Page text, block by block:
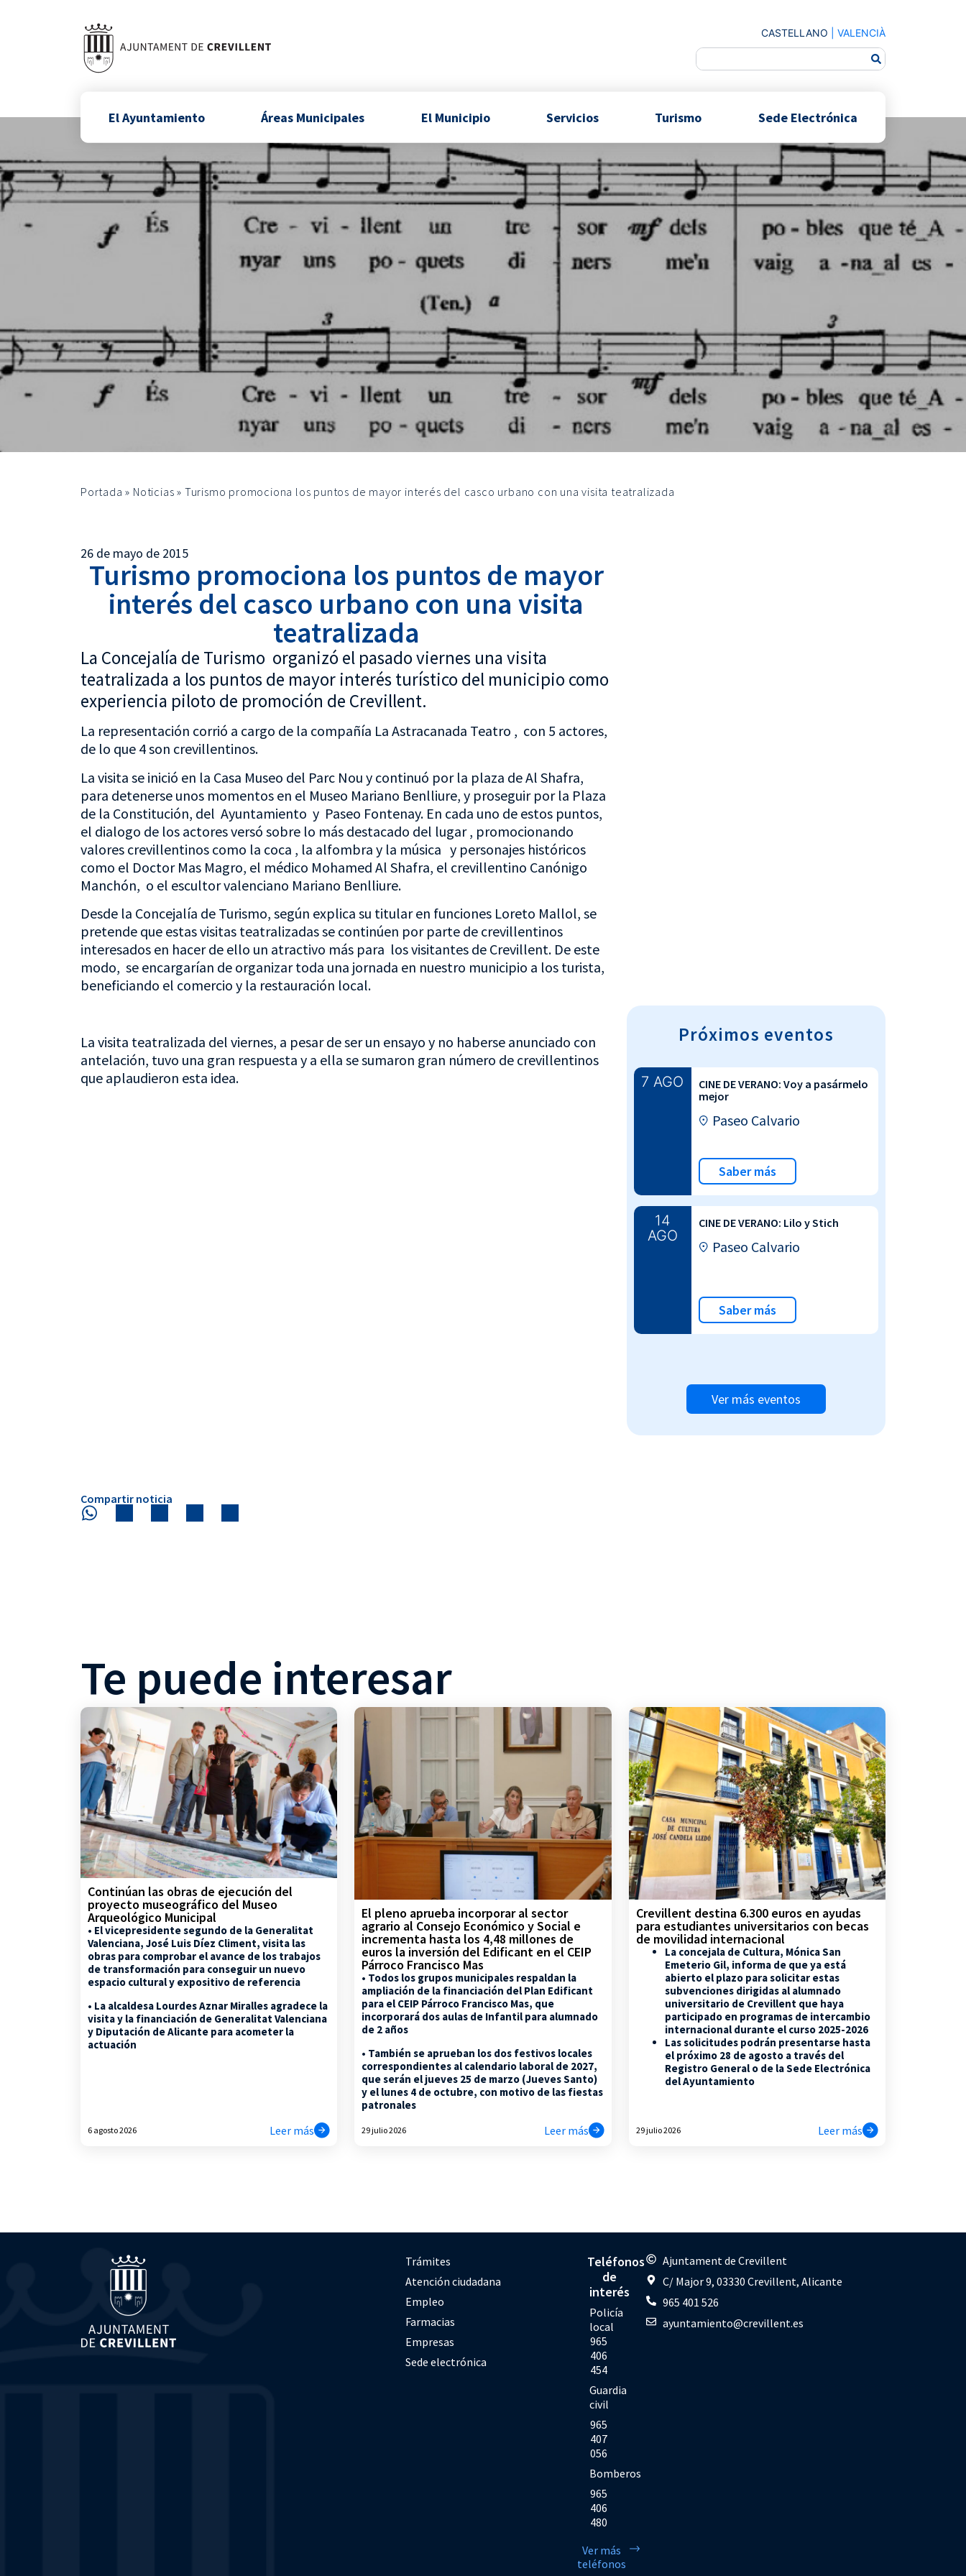
CASTELLANO VALENCIÀ
El Ayuntamiento Áreas Municipales El Municipio Servicios Turismo Sede Electrónica
Portada » Noticias » Turismo promociona los puntos de mayor interés del casco urbano con una visita teatralizada
26 de mayo de 2015
Turismo promociona los puntos de mayor
interés del casco urbano con una visita
teatralizada
La Concejalía de Turismo organizó el pasado viernes una visita
teatralizada a los puntos de mayor interés turístico del municipio como
experiencia piloto de promoción de Crevillent.
La representación corrió a cargo de la compañía La Astracanada Teatro , con 5 actores,
de lo que 4 son crevillentinos.
La visita se inició en la Casa Museo del Parc Nou y continuó por la plaza de Al Shafra,
para detenerse unos momentos en el Museo Mariano Benlliure, y proseguir por la Plaza
de la Constitución, del Ayuntamiento y Paseo Fontenay. En cada uno de estos puntos,
el dialogo de los actores versó sobre lo más destacado del lugar , promocionando
valores crevillentinos como la coca , la alfombra y la música y personajes históricos
como el Doctor Mas Magro, el médico Mohamed Al Shafra, el crevillentino Canónigo
Manchón, o el escultor valenciano Mariano Benlliure.
Desde la Concejalía de Turismo, según explica su titular en funciones Loreto Mallol, se
pretende que estas visitas teatralizadas se continúen por parte de crevillentinos
interesados en hacer de ello un atractivo más para los visitantes de Crevillent. De este
modo, se encargarían de organizar toda una jornada en nuestro municipio a los turista,
beneficiando el comercio y la restauración local.
La visita teatralizada del viernes, a pesar de ser un ensayo y no haberse anunciado con
antelación, tuvo una gran respuesta y a ella se sumaron gran número de crevillentinos
que aplaudieron esta idea.
Próximos eventos
7 AGO
CINE DE VERANO: Voy a pasármelo
mejor
Paseo Calvario
Saber más
14
AGO
CINE DE VERANO: Lilo y Stich
Paseo Calvario
Saber más
Ver más eventos
Compartir noticia
Te puede interesar
Continúan las obras de ejecución del
proyecto museográfico del Museo
Arqueológico Municipal
• El vicepresidente segundo de la Generalitat
Valenciana, José Luis Díez Climent, visita las
obras para comprobar el avance de los trabajos
de transformación para conseguir un nuevo
espacio cultural y expositivo de referencia
• La alcaldesa Lourdes Aznar Miralles agradece la
visita y la financiación de Generalitat Valenciana
y Diputación de Alicante para acometer la
actuación
6 agosto 2026 Leer más
El pleno aprueba incorporar al sector
agrario al Consejo Económico y Social e
incrementa hasta los 4,48 millones de
euros la inversión del Edificant en el CEIP
Párroco Francisco Mas
• Todos los grupos municipales respaldan la
ampliación de la financiación del Plan Edificant
para el CEIP Párroco Francisco Mas, que
incorporará dos aulas de Infantil para alumnado
de 2 años
• También se aprueban los dos festivos locales
correspondientes al calendario laboral de 2027,
que serán el jueves 25 de marzo (Jueves Santo)
y el lunes 4 de octubre, con motivo de las fiestas
patronales
29 julio 2026 Leer más
Crevillent destina 6.300 euros en ayudas
para estudiantes universitarios con becas
de movilidad internacional
La concejala de Cultura, Mónica San
Emeterio Gil, informa de que ya está
abierto el plazo para solicitar estas
subvenciones dirigidas al alumnado
universitario de Crevillent que haya
participado en programas de intercambio
internacional durante el curso 2025-2026
Las solicitudes podrán presentarse hasta
el próximo 28 de agosto a través del
Registro General o de la Sede Electrónica
del Ayuntamiento
29 julio 2026 Leer más
Trámites
Atención ciudadana
Empleo
Farmacias
Empresas
Sede electrónica
Teléfonos
de
interés
Policía
local
965
406
454
Guardia
civil
965
407
056
Bomberos
965
406
480
Ver más
teléfonos
Ajuntament de Crevillent
C/ Major 9, 03330 Crevillent, Alicante
965 401 526
ayuntamiento@crevillent.es